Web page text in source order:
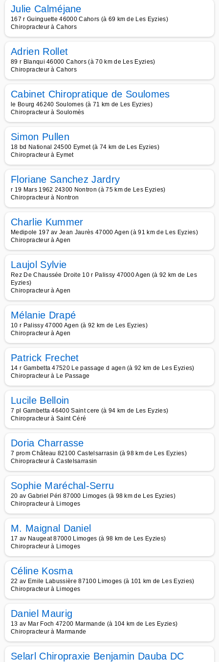
Julie Calméjane
167 r Guinguette 46000 Cahors (à 69 km de Les Eyzies)
Chiropracteur à Cahors
Adrien Rollet
89 r Blanqui 46000 Cahors (à 70 km de Les Eyzies)
Chiropracteur à Cahors
Cabinet Chiropratique de Soulomes
le Bourg 46240 Soulomes (à 71 km de Les Eyzies)
Chiropracteur à Soulomès
Simon Pullen
18 bd National 24500 Eymet (à 74 km de Les Eyzies)
Chiropracteur à Eymet
Floriane Sanchez Jardry
r 19 Mars 1962 24300 Nontron (à 75 km de Les Eyzies)
Chiropracteur à Nontron
Charlie Kummer
Medipole 197 av Jean Jaurès 47000 Agen (à 91 km de Les Eyzies)
Chiropracteur à Agen
Laujol Sylvie
Rez De Chaussée Droite 10 r Palissy 47000 Agen (à 92 km de Les
Eyzies)
Chiropracteur à Agen
Mélanie Drapé
10 r Palissy 47000 Agen (à 92 km de Les Eyzies)
Chiropracteur à Agen
Patrick Frechet
14 r Gambetta 47520 Le passage d agen (à 92 km de Les Eyzies)
Chiropracteur à Le Passage
Lucile Belloin
7 pl Gambetta 46400 Saint cere (à 94 km de Les Eyzies)
Chiropracteur à Saint Céré
Doria Charrasse
7 prom Château 82100 Castelsarrasin (à 98 km de Les Eyzies)
Chiropracteur à Castelsarrasin
Sophie Maréchal-Serru
20 av Gabriel Péri 87000 Limoges (à 98 km de Les Eyzies)
Chiropracteur à Limoges
M. Maignal Daniel
17 av Naugeat 87000 Limoges (à 98 km de Les Eyzies)
Chiropracteur à Limoges
Céline Kosma
22 av Emile Labussière 87100 Limoges (à 101 km de Les Eyzies)
Chiropracteur à Limoges
Daniel Maurig
13 av Mar Foch 47200 Marmande (à 104 km de Les Eyzies)
Chiropracteur à Marmande
Selarl Chiropraxie Benjamin Dauba DC